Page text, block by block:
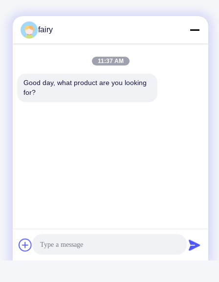
fairy
11:37 AM
Good day, what product are you looking
for?